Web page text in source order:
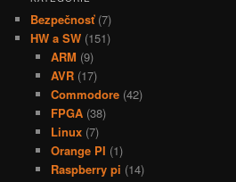
Bezpečnosť(7)
HW a SW (151)
ARM (9)
AVR(17)
Commodore(42)
FPGA(38)
Linux(7)
Orange PI (1)
Raspberry pi (14)